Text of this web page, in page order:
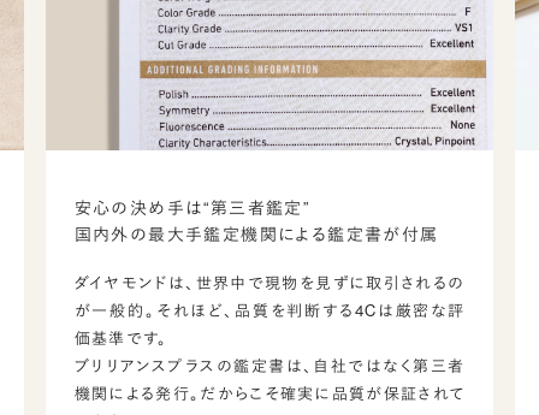
安心の決め手は“第三者鑑定”
国内外の最大手鑑定機関による鑑定書が付属
ダイヤモンドは、世界中で現物を見ずに取引されるの
が一般的。それほど、品質を判断する4Cは厳密な評
価基準です。
ブリリアンスプラスの鑑定書は、自社ではなく第三者
機関による発行。だからこそ確実に品質が保証されて